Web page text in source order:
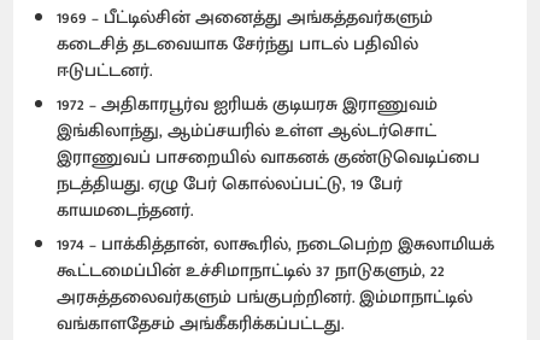
1969 – பீட்டில்சின் அனைத்து அங்கத்தவர்களும்
கடைசித் தடவையாக சேர்ந்து பாடல் பதிவில்
ஈடுபட்டனர்.
1972 – அதிகாரபூர்வ ஐரியக் குடியரசு இராணுவம்
இங்கிலாந்து, ஆம்ப்சயரில் உள்ள ஆல்டர்சொட்
இராணுவப் பாசறையில் வாகனக் குண்டுவெடிப்பை
நடத்தியது. ஏழு பேர் கொல்லப்பட்டு, 19 பேர்
காயமடைந்தனர்.
1974 – பாக்கித்தான், லாகூரில், நடைபெற்ற இசுலாமியக்
கூட்டமைப்பின் உச்சிமாநாட்டில் 37 நாடுகளும், 22
அரசுத்தலைவர்களும் பங்குபற்றினர். இம்மாநாட்டில்
வங்காளதேசம் அங்கீகரிக்கப்பட்டது.